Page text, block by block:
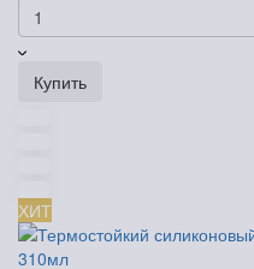
Купить
ХИТ